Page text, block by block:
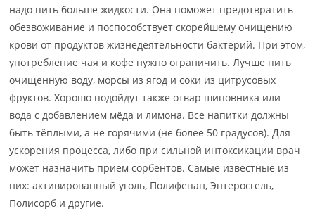
надо пить больше жидкости. Она поможет предотвратить
обезвоживание и поспособствует скорейшему очищению
крови от продуктов жизнедеятельности бактерий. При этом,
употребление чая и кофе нужно ограничить. Лучше пить
очищенную воду, морсы из ягод и соки из цитрусовых
фруктов. Хорошо подойдут также отвар шиповника или
вода с добавлением мёда и лимона. Все напитки должны
быть тёплыми, а не горячими (не более 50 градусов). Для
ускорения процесса, либо при сильной интоксикации врач
может назначить приём сорбентов. Самые известные из
них: активированный уголь, Полифепан, Энтеросгель,
Полисорб и другие.